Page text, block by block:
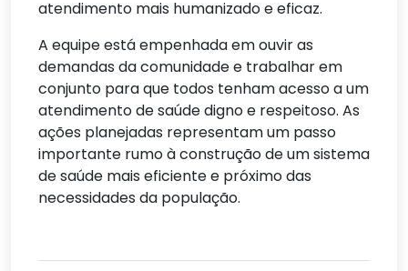
atendimento mais humanizado e eficaz.
A equipe está empenhada em ouvir as
demandas da comunidade e trabalhar em
conjunto para que todos tenham acesso a um
atendimento de saúde digno e respeitoso. As
ações planejadas representam um passo
importante rumo à construção de um sistema
de saúde mais eficiente e próximo das
necessidades da população.